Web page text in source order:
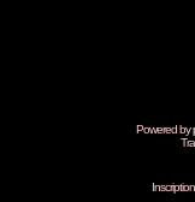
Powered by